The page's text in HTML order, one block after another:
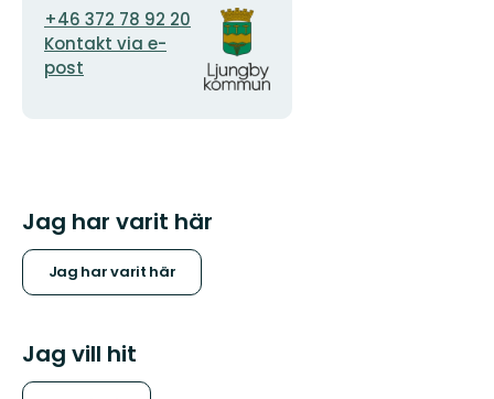
E-
postadress
+46 372 78 92 20
Kontakt via e-
post
Organisationens
logotyp
Jag har varit här
Jag har varit här
Jag vill hit